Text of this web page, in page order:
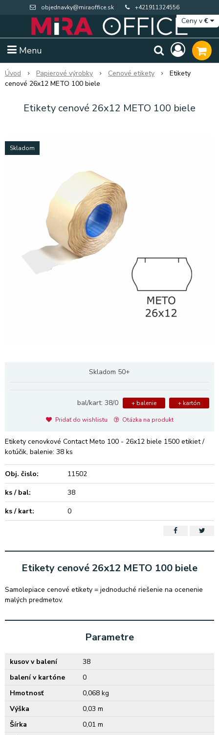
objednavky@miraoffice.sk +421911324556
Menu
Ceny v€
Extra výpredaj zásob Výpredaj BTS
Úvod Papierové výrobky Cenové etikety
Etikety
cenové 26x12 METO 100 biele
Etikety cenové 26x12 METO 100 biele
Skladom
Skladom 50+
bal/kart: 38/0 + balenie + kartón
Pridať do wishlistu Otázka na produkt
Etikety cenovkové Contact Meto 100 - 26x12 biele 1500 etikiet /
kotúčik, balenie: 38 ks
Obj. čislo:
11502
ks / bal:
38
ks / kart:
0
Etikety cenové 26x12 METO 100 biele
Samolepiace cenové etikety = jednoduché riešenie na ocenenie
malých predmetov.
Parametre
kusov v balení
38
balení v kartóne
0
Hmotnosť
0,068 kg
Výška
0,03 m
Šírka
0,01 m